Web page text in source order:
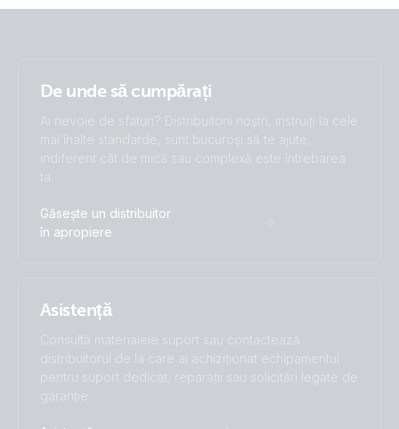
De unde să cumpărați
Ai nevoie de sfaturi? Distribuitorii noștri, instruiți la cele
mai înalte standarde, sunt bucuroși să te ajute,
indiferent cât de mică sau complexă este întrebarea
ta.
Găsește un distribuitor
în apropiere
Asistență
Consultă materialele suport sau contactează
distribuitorul de la care ai achiziționat echipamentul
pentru suport dedicat, reparații sau solicitări legate de
garanție.